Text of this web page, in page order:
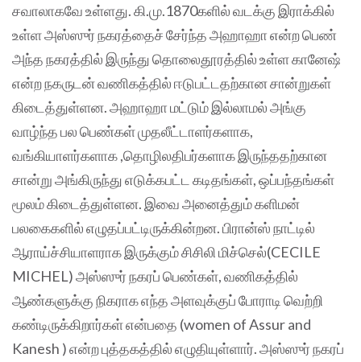
சவாலாகவே உள்ளது. கி.மு.1870களில் வடக்கு இராக்கில்
உள்ள அஸ்ஸுர் நகரத்தைச் சேர்ந்த அஹாஹா என்ற பெண்
அந்த நகரத்தில் இருந்து தொலைதூரத்தில் உள்ள கானேஷ்
என்ற நகருடன் வணிகத்தில் ஈடுபட்டதற்கான சான்றுகள்
கிடைத்துள்ளன. அஹாஹா மட்டும் இல்லாமல் அங்கு
வாழ்ந்த பல பெண்கள் முதலீட்டாளர்களாக,
வங்கியாளர்களாக ,தொழிலதிபர்களாக இருந்ததற்கான
சான்று அங்கிருந்து எடுக்கபட்ட கடிதங்கள், ஒப்பந்தங்கள்
மூலம் கிடைத்துள்ளன. இவை அனைத்தும் களிமன்
பலகைகளில் எழுதப்பட்டிருக்கின்றன. பிரான்ஸ் நாட்டில்
ஆராய்ச்சியாளராக இருக்கும் சிசிலி மிச்செல்(CECILE
MICHEL) அஸ்ஸுர் நகரப் பெண்கள், வணிகத்தில்
ஆண்களுக்கு நிகராக எந்த அளவுக்குப் போராடி வெற்றி
கண்டிருக்கிறார்கள் என்பதை (women of Assur and
Kanesh ) என்ற புத்தகத்தில் எழுதியுள்ளார். அஸ்ஸுர் நகரப்